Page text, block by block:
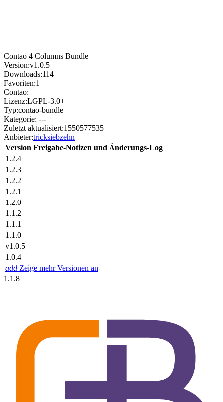
Contao 4 Columns Bundle
Version:v1.0.5
Downloads:114
Favoriten:1
Contao:
Lizenz:LGPL-3.0+
Typ:contao-bundle
Kategorie: ---
Zuletzt aktualisiert:1550577535
Anbieter:tricksiebzehn
Version Freigabe-Notizen und Änderungs-Log
1.2.4
1.2.3
1.2.2
1.2.1
1.2.0
1.1.2
1.1.1
1.1.0
v1.0.5
1.0.4
add Zeige mehr Versionen an
1.1.8